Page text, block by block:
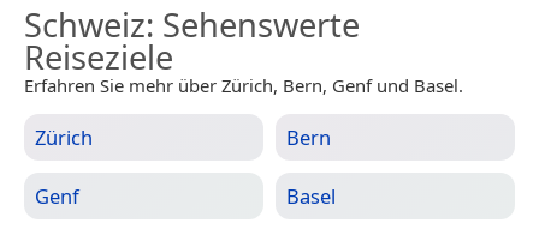
Schweiz: Sehenswerte
Reiseziele
Erfahren Sie mehr über Zürich, Bern, Genf und Basel.
Zürich Bern
Genf Basel